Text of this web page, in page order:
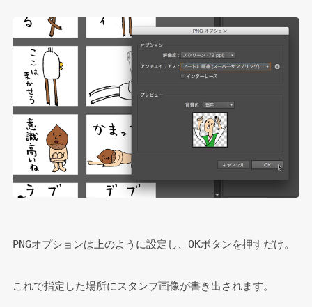
PNGオプションは上のように設定し、OKボタンを押すだけ。
これで指定した場所にスタンプ画像が書き出されます。